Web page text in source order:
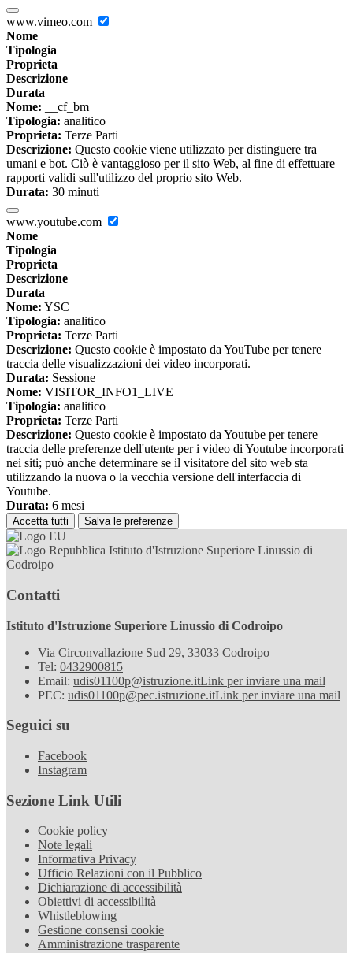
www.vimeo.com
Nome
Tipologia
Proprieta
Descrizione
Durata
Nome: __cf_bm
Tipologia: analitico
Proprieta: Terze Parti
Descrizione: Questo cookie viene utilizzato per distinguere tra
umani e bot. Ciò è vantaggioso per il sito Web, al fine di effettuare
rapporti validi sull'utilizzo del proprio sito Web.
Durata: 30 minuti
www.youtube.com
Nome
Tipologia
Proprieta
Descrizione
Durata
Nome: YSC
Tipologia: analitico
Proprieta: Terze Parti
Descrizione: Questo cookie è impostato da YouTube per tenere
traccia delle visualizzazioni dei video incorporati.
Durata: Sessione
Nome: VISITOR_INFO1_LIVE
Tipologia: analitico
Proprieta: Terze Parti
Descrizione: Questo cookie è impostato da Youtube per tenere
traccia delle preferenze dell'utente per i video di Youtube incorporati
nei siti; può anche determinare se il visitatore del sito web sta
utilizzando la nuova o la vecchia versione dell'interfaccia di
Youtube.
Durata: 6 mesi
Accetta tutti Salva le preferenze
Istituto d'Istruzione Superiore Linussio di
Codroipo
Contatti
Istituto d'Istruzione Superiore Linussio di Codroipo
Via Circonvallazione Sud 29, 33033 Codroipo
Tel: 0432900815
Email: udis01100p@istruzione.itLink per inviare una mail
PEC: udis01100p@pec.istruzione.itLink per inviare una mail
Seguici su
Facebook
Instagram
Sezione Link Utili
Cookie policy
Note legali
Informativa Privacy
Ufficio Relazioni con il Pubblico
Dichiarazione di accessibilità
Obiettivi di accessibilità
Whistleblowing
Gestione consensi cookie
Amministrazione trasparente